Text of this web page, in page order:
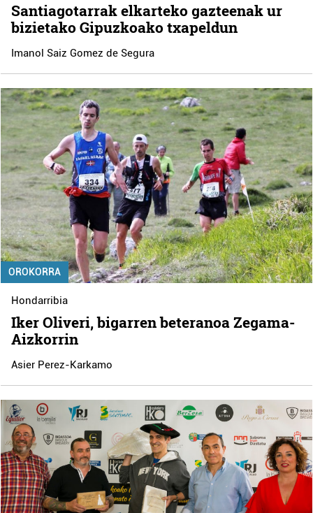
Santiagotarrak elkarteko gazteenak ur
bizietako Gipuzkoako txapeldun
Imanol Saiz Gomez de Segura
OROKORRA
Hondarribia
Iker Oliveri, bigarren beteranoa Zegama-
Aizkorrin
Asier Perez-Karkamo